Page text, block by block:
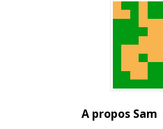
A propos Sam